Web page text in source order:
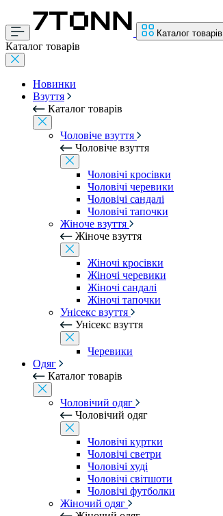
Каталог товарів
Каталог товарів
Новинки
Взуття
Каталог товарів
Чоловіче взуття
Чоловіче взуття
Чоловічі кросівки
Чоловічі черевики
Чоловічі сандалі
Чоловічі тапочки
Жіноче взуття
Жіноче взуття
Жіночі кросівки
Жіночі черевики
Жіночі сандалі
Жіночі тапочки
Унісекс взуття
Унісекс взуття
Черевики
Одяг
Каталог товарів
Чоловічий одяг
Чоловічий одяг
Чоловічі куртки
Чоловічі светри
Чоловічі худі
Чоловічі світшоти
Чоловічі футболки
Жіночий одяг